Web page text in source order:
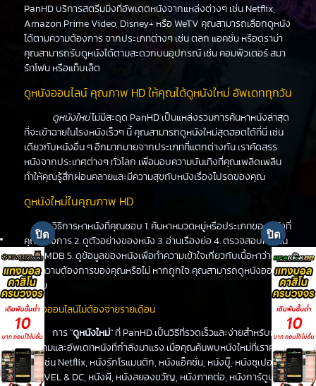
PanHD บริการสตรีมมิ่งที่อัพเดตหนังจากแหล่งต่างๆ เช่น Netflix,
Amazon Prime Video, Disney+ หรือ WeTV คุณสามารถเลือกดูหนัง
ได้ตามความต้องการ จากประเภทต่างๆ เช่น ตลก แอคชั่น หรือดราม่า
คุณสามารถรับดูหนังได้ตามสะดวกบนอุปกรณ์ เช่น คอมพิวเตอร์ สมา
ร์ทโฟน หรือแท็บเล็ต
ดูหนังออนไลน์ คุณภาพ HD ให้คุณได้ดูหนังใหม่ อัพเดททุกวัน
ดูหนังใหม่ไม่มีสะดุด PanHD เป็นแหล่งรวมการค้นหาหนังล่าสุด
ที่จะเข้าฉายในโรงหนังเร็วๆ นี้ คุณสามารถดูหนังใหม่สุดฮอตได้ที่นี่ เช่น
เดียวกับหนังอื่น ๆ อีกมากมายจากประเภทที่แตกต่างกัน เราคัดสรร
หนังจากประเทศต่างๆ ทั่วโลก เพื่อมอบความบันเทิงที่คุณเพลิดเพลิน
ทำให้คุณรู้สึกผ่อนคลายและมีความสุขกับหนังเรื่องโปรดของคุณ
ดูหนังใหม่ในคุณภาพ HD
วิธีการหาหนังที่คุณชอบ 1. ค้นหาหมวดหมู่หรือประเภทของหนังที่
คุณต้องการ 2. ดูตัวอย่างของหนัง 3. อ่านเรื่องย่อ 4. ตรวจสอบคะแนน
จาก IMDB 5. ดูข้อมูลของหนังเพื่อทำความเข้าใจเกี่ยวกับเนื้อหาว่าตรง
ตามความต้องการของคุณหรือไม่ หากถูกใจ คุณสามารถดูหนังออนไลน์
ได้เลย
ดูหนังออนไลน์ไม่ต้องจ่ายรายเดือน
การ "ดูหนังใหม่" ที่ PanHD เป็นวิธีที่รวดเร็วและง่ายสำหรับการ
ติดตามและอัพเดทหนังที่กำลังมาแรง เมื่อคุณค้นพบหนังใหม่ที่เราคัด
สรร เช่น Netflix, หนังรักโรแมนติก, หนังแอ็คชั่น, หนังบู๊, หนังซุเปอร์ฮีโร่
MARVEL & DC, หนังผี, หนังสยองขวัญ, หนังภาคต่อ, หนังการ์ตูน,